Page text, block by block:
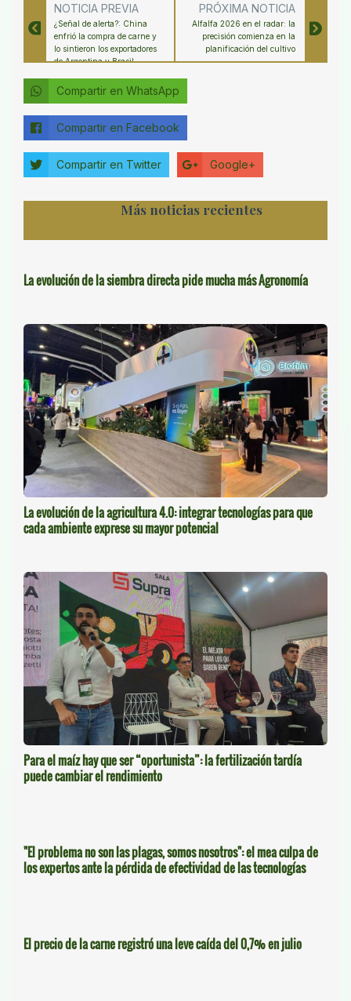
NOTICIA PREVIA
¿Señal de alerta?: China
enfrió la compra de carne y
lo sintieron los exportadores
de Argentina y Brasil
PRÓXIMA NOTICIA
Alfalfa 2026 en el radar: la
precisión comienza en la
planificación del cultivo
Compartir en WhatsApp
Compartir en Facebook
Compartir en Twitter Google+
Más noticias recientes
La evolución de la siembra directa pide mucha más Agronomía
La evolución de la agricultura 4.0: integrar tecnologías para que
cada ambiente exprese su mayor potencial
Para el maíz hay que ser “oportunista”: la fertilización tardía
puede cambiar el rendimiento
"El problema no son las plagas, somos nosotros": el mea culpa de
los expertos ante la pérdida de efectividad de las tecnologías
El precio de la carne registró una leve caída del 0,7% en julio